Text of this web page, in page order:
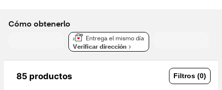
Cómo obtenerlo
Entrega el mismo día
Verificar dirección
85 productos Filtros (0)